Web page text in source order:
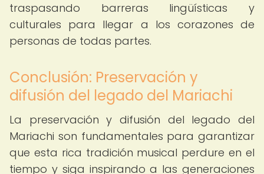
traspasando barreras lingüísticas y
culturales para llegar a los corazones de
personas de todas partes.
Conclusión: Preservación y
difusión del legado del Mariachi
La preservación y difusión del legado del
Mariachi son fundamentales para garantizar
que esta rica tradición musical perdure en el
tiempo y siga inspirando a las generaciones